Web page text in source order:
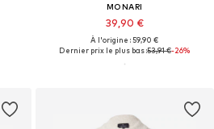
MONARI
39,90 €
À l'origine : 59,90 €
Dernier prix le plus bas :53,91 €-26%